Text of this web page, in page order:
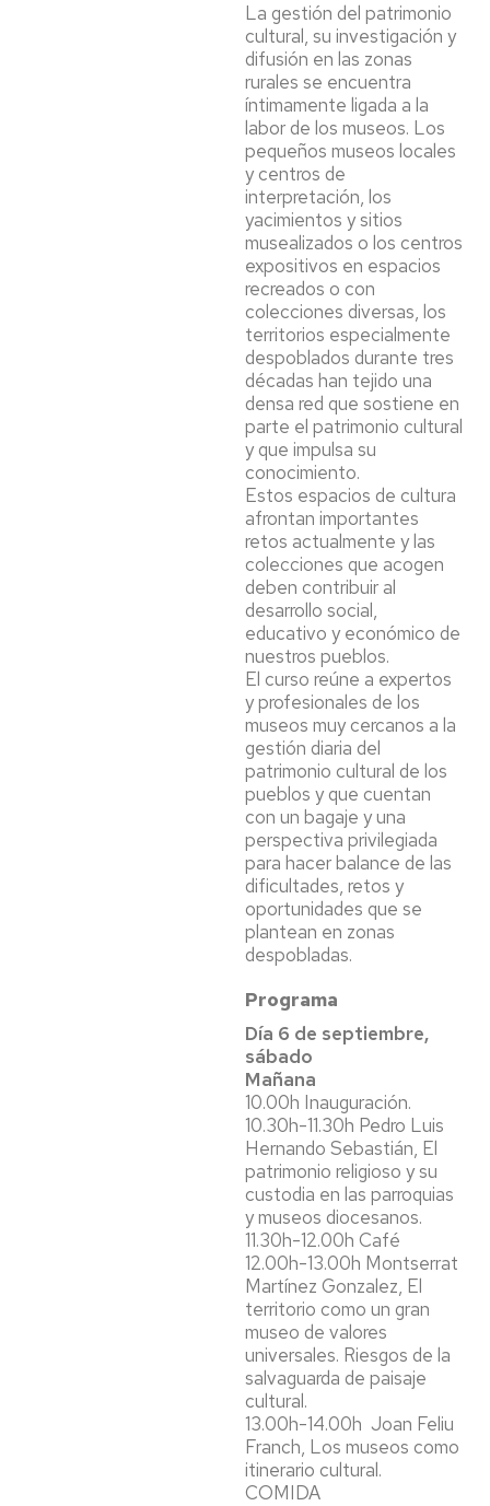
La gestión del patrimonio
cultural, su investigación y
difusión en las zonas
rurales se encuentra
íntimamente ligada a la
labor de los museos. Los
pequeños museos locales
y centros de
interpretación, los
yacimientos y sitios
musealizados o los centros
expositivos en espacios
recreados o con
colecciones diversas, los
territorios especialmente
despoblados durante tres
décadas han tejido una
densa red que sostiene en
parte el patrimonio cultural
y que impulsa su
conocimiento.
Estos espacios de cultura
afrontan importantes
retos actualmente y las
colecciones que acogen
deben contribuir al
desarrollo social,
educativo y económico de
nuestros pueblos.
El curso reúne a expertos
y profesionales de los
museos muy cercanos a la
gestión diaria del
patrimonio cultural de los
pueblos y que cuentan
con un bagaje y una
perspectiva privilegiada
para hacer balance de las
dificultades, retos y
oportunidades que se
plantean en zonas
despobladas.
Programa
Día 6 de septiembre,
sábado
Mañana
10.00h Inauguración.
10.30h-11.30h Pedro Luis
Hernando Sebastián, El
patrimonio religioso y su
custodia en las parroquias
y museos diocesanos.
11.30h-12.00h Café
12.00h-13.00h Montserrat
Martínez Gonzalez, El
territorio como un gran
museo de valores
universales. Riesgos de la
salvaguarda de paisaje
cultural.
13.00h-14.00h Joan Feliu
Franch, Los museos como
itinerario cultural.
COMIDA